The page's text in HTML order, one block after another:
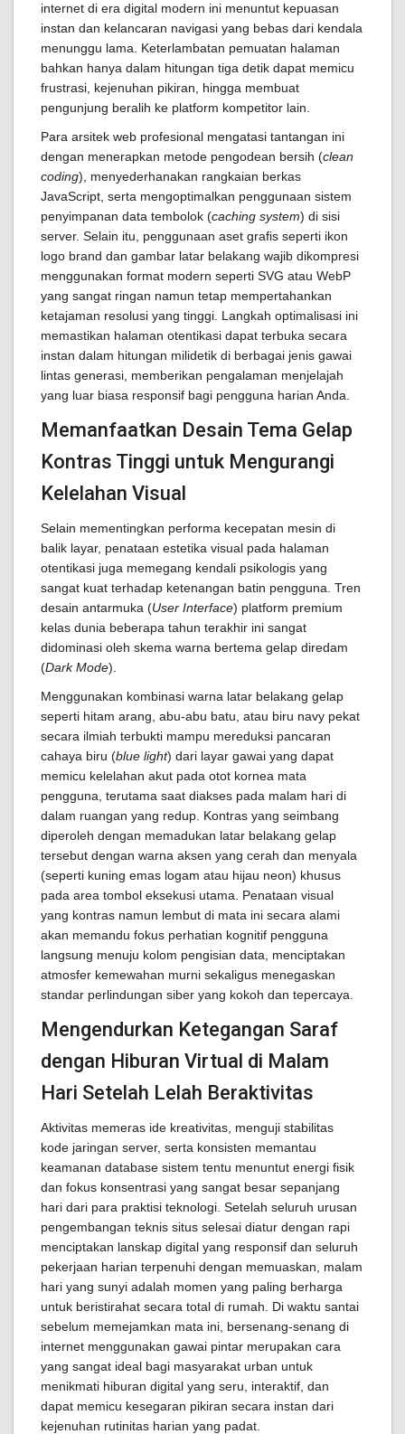
internet di era digital modern ini menuntut kepuasan
instan dan kelancaran navigasi yang bebas dari kendala
menunggu lama. Keterlambatan pemuatan halaman
bahkan hanya dalam hitungan tiga detik dapat memicu
frustrasi, kejenuhan pikiran, hingga membuat
pengunjung beralih ke platform kompetitor lain.
Para arsitek web profesional mengatasi tantangan ini
dengan menerapkan metode pengodean bersih (clean
coding), menyederhanakan rangkaian berkas
JavaScript, serta mengoptimalkan penggunaan sistem
penyimpanan data tembolok (caching system) di sisi
server. Selain itu, penggunaan aset grafis seperti ikon
logo brand dan gambar latar belakang wajib dikompresi
menggunakan format modern seperti SVG atau WebP
yang sangat ringan namun tetap mempertahankan
ketajaman resolusi yang tinggi. Langkah optimalisasi ini
memastikan halaman otentikasi dapat terbuka secara
instan dalam hitungan milidetik di berbagai jenis gawai
lintas generasi, memberikan pengalaman menjelajah
yang luar biasa responsif bagi pengguna harian Anda.
Memanfaatkan Desain Tema Gelap
Kontras Tinggi untuk Mengurangi
Kelelahan Visual
Selain mementingkan performa kecepatan mesin di
balik layar, penataan estetika visual pada halaman
otentikasi juga memegang kendali psikologis yang
sangat kuat terhadap ketenangan batin pengguna. Tren
desain antarmuka (User Interface) platform premium
kelas dunia beberapa tahun terakhir ini sangat
didominasi oleh skema warna bertema gelap diredam
(Dark Mode).
Menggunakan kombinasi warna latar belakang gelap
seperti hitam arang, abu-abu batu, atau biru navy pekat
secara ilmiah terbukti mampu mereduksi pancaran
cahaya biru (blue light) dari layar gawai yang dapat
memicu kelelahan akut pada otot kornea mata
pengguna, terutama saat diakses pada malam hari di
dalam ruangan yang redup. Kontras yang seimbang
diperoleh dengan memadukan latar belakang gelap
tersebut dengan warna aksen yang cerah dan menyala
(seperti kuning emas logam atau hijau neon) khusus
pada area tombol eksekusi utama. Penataan visual
yang kontras namun lembut di mata ini secara alami
akan memandu fokus perhatian kognitif pengguna
langsung menuju kolom pengisian data, menciptakan
atmosfer kemewahan murni sekaligus menegaskan
standar perlindungan siber yang kokoh dan tepercaya.
Mengendurkan Ketegangan Saraf
dengan Hiburan Virtual di Malam
Hari Setelah Lelah Beraktivitas
Aktivitas memeras ide kreativitas, menguji stabilitas
kode jaringan server, serta konsisten memantau
keamanan database sistem tentu menuntut energi fisik
dan fokus konsentrasi yang sangat besar sepanjang
hari dari para praktisi teknologi. Setelah seluruh urusan
pengembangan teknis situs selesai diatur dengan rapi
menciptakan lanskap digital yang responsif dan seluruh
pekerjaan harian terpenuhi dengan memuaskan, malam
hari yang sunyi adalah momen yang paling berharga
untuk beristirahat secara total di rumah. Di waktu santai
sebelum memejamkan mata ini, bersenang-senang di
internet menggunakan gawai pintar merupakan cara
yang sangat ideal bagi masyarakat urban untuk
menikmati hiburan digital yang seru, interaktif, dan
dapat memicu kesegaran pikiran secara instan dari
kejenuhan rutinitas harian yang padat.